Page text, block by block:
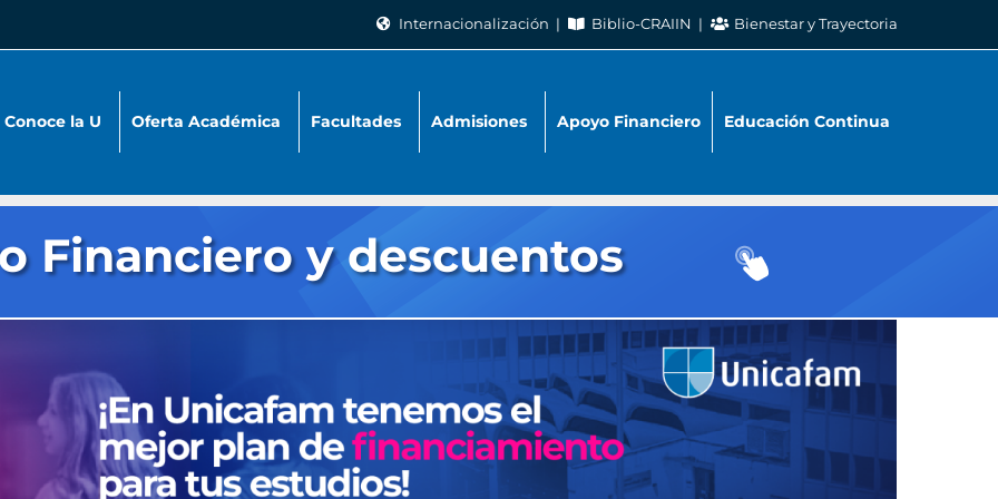
Internacionalización Biblio-CRAIIN Bienestar y Trayectoria
Conoce la U Oferta Académica Facultades Admisiones Apoyo Financiero Educación Continua
Financiero y descuentos